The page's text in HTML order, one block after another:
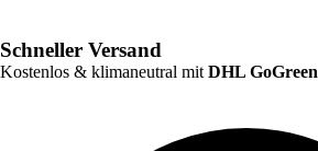
Schneller Versand
Kostenlos & klimaneutral mit DHL GoGreen